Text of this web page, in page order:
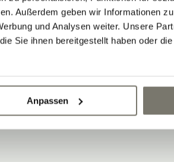
Außerdem geben wir Informationen
und Analysen weiter. Unsere
Sie ihnen bereitgestellt haben oder
Anpassen
vom Stroblhof
unserem Weinhotel in